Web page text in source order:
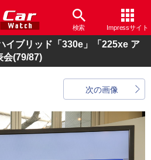
検索 Impressサイト
イブリッド「330e」「225xe ア
会(79/87)
次の画像